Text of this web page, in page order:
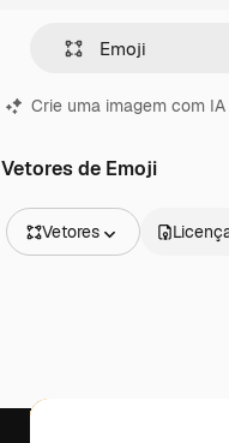
Crie uma imagem com IA
Vetores de Emoji
Vetores
Vídeos